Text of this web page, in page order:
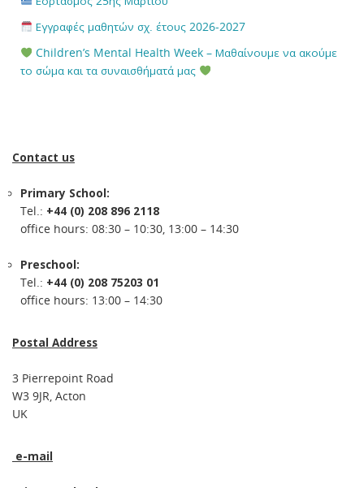
Εγγραφές μαθητών σχ. έτους 2026-2027
Children’s Mental Health Week – Μαθαίνουμε να ακούμε
το σώμα και τα συναισθήματά μας
Contact us
Primary School:
Tel.: +44 (0) 208 896 2118
office hours: 08:30 – 10:30, 13:00 – 14:30
Preschool:
Tel.: +44 (0) 208 75203 01
office hours: 13:00 – 14:30
Postal Address
3 Pierrepoint Road
W3 9JR, Acton
UK
e-mail